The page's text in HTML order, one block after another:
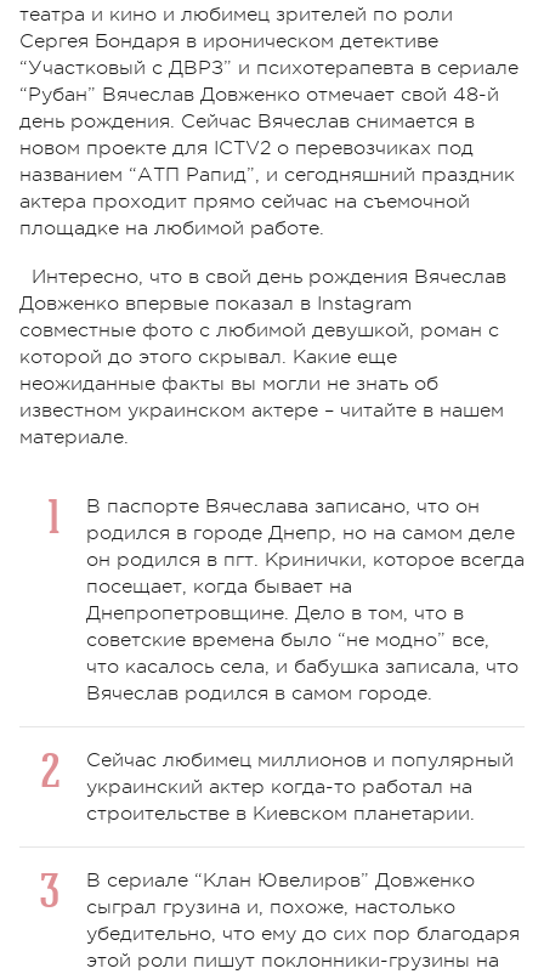
театра и кино и любимец зрителей по роли
Сергея Бондаря в ироническом детективе
“Участковый с ДВРЗ” и психотерапевта в сериале
“Рубан” Вячеслав Довженко отмечает свой 48-й
день рождения. Сейчас Вячеслав снимается в
новом проекте для ICTV2 о перевозчиках под
названием “АТП Рапид”, и сегодняшний праздник
актера проходит прямо сейчас на съемочной
площадке на любимой работе.
Интересно, что в свой день рождения Вячеслав
Довженко впервые показал в Instagram
совместные фото с любимой девушкой, роман с
которой до этого скрывал. Какие еще
неожиданные факты вы могли не знать об
известном украинском актере – читайте в нашем
материале.
В паспорте Вячеслава записано, что он
родился в городе Днепр, но на самом деле
он родился в пгт. Кринички, которое всегда
посещает, когда бывает на
Днепропетровщине. Дело в том, что в
советские времена было “не модно” все,
что касалось села, и бабушка записала, что
Вячеслав родился в самом городе.
Сейчас любимец миллионов и популярный
украинский актер когда-то работал на
строительстве в Киевском планетарии.
В сериале “Клан Ювелиров” Довженко
сыграл грузина и, похоже, настолько
убедительно, что ему до сих пор благодаря
этой роли пишут поклонники-грузины на